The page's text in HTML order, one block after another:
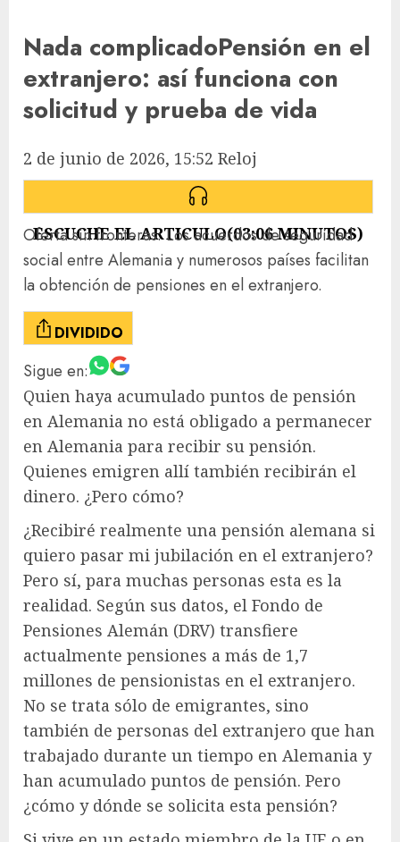
Nada complicadoPensión en el
extranjero: así funciona con
solicitud y prueba de vida
2 de junio de 2026, 15:52 Reloj
ESCUCHE EL ARTICULO(03:06MINUTOS)
Oferta sin fronteras: Los acuerdos de seguridad
social entre Alemania y numerosos países facilitan
la obtención de pensiones en el extranjero.
DIVIDIDO
Sigue en:
Quien haya acumulado puntos de pensión
en Alemania no está obligado a permanecer
en Alemania para recibir su pensión.
Quienes emigren allí también recibirán el
dinero. ¿Pero cómo?
¿Recibiré realmente una pensión alemana si
quiero pasar mi jubilación en el extranjero?
Pero sí, para muchas personas esta es la
realidad. Según sus datos, el Fondo de
Pensiones Alemán (DRV) transfiere
actualmente pensiones a más de 1,7
millones de pensionistas en el extranjero.
No se trata sólo de emigrantes, sino
también de personas del extranjero que han
trabajado durante un tiempo en Alemania y
han acumulado puntos de pensión. Pero
¿cómo y dónde se solicita esta pensión?